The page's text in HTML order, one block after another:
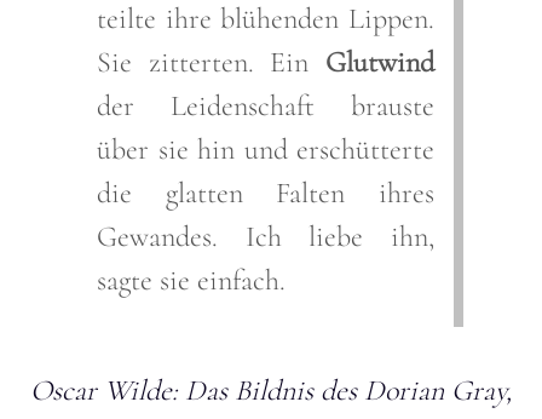
teilte ihre blühenden Lippen.
Sie zitterten. Ein Glutwind
der Leidenschaft brauste
über sie hin und erschütterte
die glatten Falten ihres
Gewandes. Ich liebe ihn,
sagte sie einfach.
Oscar Wilde: Das Bildnis des Dorian Gray,